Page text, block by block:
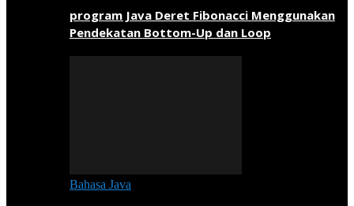
program Java Deret Fibonacci Menggunakan
Pendekatan Bottom-Up dan Loop
Bahasa Java